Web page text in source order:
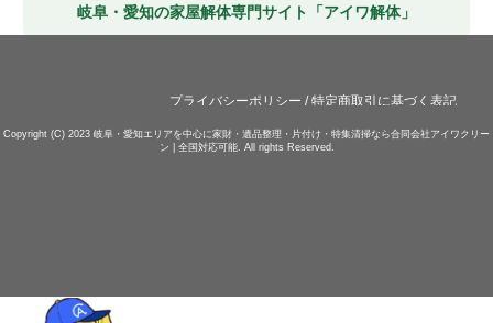
岐阜・愛知の家屋解体専門サイト「アイワ解体」
プライバシーポリシー /特定商取引に基づく表記
Copyright (C) 2023 岐阜・愛知エリアを中心に家財・遺品整理・片付け・特集清掃なら合同会社アイワクリー
ン | 全国対応可能. All rights Reserved.